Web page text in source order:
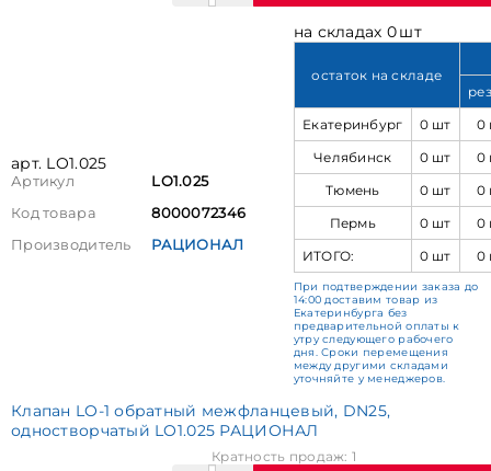
арт. LO1.025
Артикул
LO1.025
Код товара
8000072346
Производитель
РАЦИОНАЛ
на складах 0 шт
остаток на складе
Екатеринбург
0 шт
0
Челябинск
0 шт
0
Тюмень
0 шт
0
Пермь
0 шт
0
ИТОГО:
0 шт 0
При подтверждении заказа до
14:00 доставим товар из
Екатеринбурга без
предварительной оплаты к
утру следующего рабочего
дня. Сроки перемещения
между другими складами
уточняйте у менеджеров.
Клапан LO-1 обратный межфланцевый, DN25,
одностворчатый LO1.025 РАЦИОНАЛ
Кратность продаж: 1